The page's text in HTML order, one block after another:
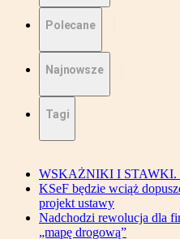
Polecane
Najnowsze
Tagi
WSKAŻNIKI I STAWKI.
KSeF będzie wciąż
projekt ustawy
Nadchodzi rewolucja dla
„mapę drogową”